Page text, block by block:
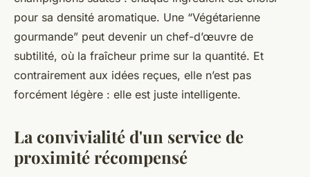
pour sa densité aromatique. Une “Végétarienne
gourmande” peut devenir un chef-d’œuvre de
subtilité, où la fraîcheur prime sur la quantité. Et
contrairement aux idées reçues, elle n’est pas
forcément légère : elle est juste intelligente.
La convivialité d'un service de
proximité récompensé